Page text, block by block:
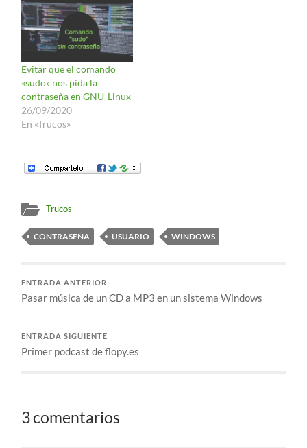
compañero, desde otro
ordenador, pueda acceder
a ella y trabajar
conjuntamente en unos
determinados archivos. El
problema llega cuando
tienes…
Evitar que el comando
«sudo» nos pida la
contraseña en GNU-Linux
26/09/2020
En «Trucos»
Trucos
CONTRASEÑA USUARIO WINDOWS
ENTRADA ANTERIOR
Pasar música de un CD a MP3 en un sistema Windows
ENTRADA SIGUIENTE
Primer podcast de flopy.es
3 comentarios